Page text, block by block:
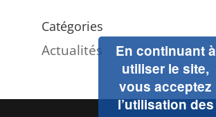
Catégories
Actualités
En continuant à
utiliser le site,
vous acceptez
l’utilisation des